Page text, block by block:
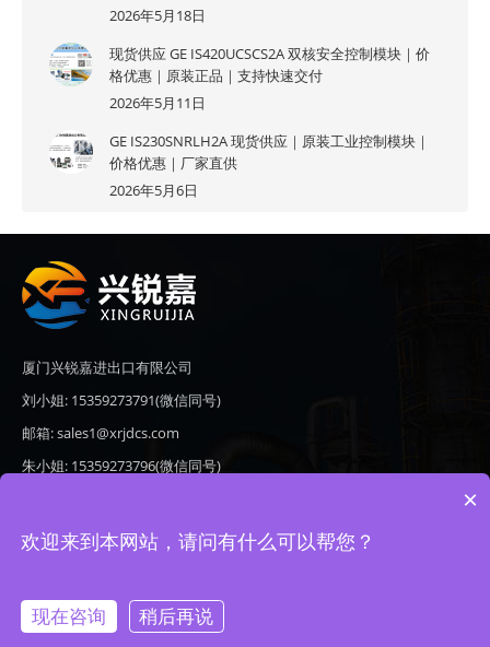
2026年5月18日
现货供应 GE IS420UCSCS2A 双核安全控制模块｜价
格优惠｜原装正品｜支持快速交付
2026年5月11日
GE IS230SNRLH2A 现货供应｜原装工业控制模块｜
价格优惠｜厂家直供
2026年5月6日
厦门兴锐嘉进出口有限公司
刘小姐: 15359273791(微信同号)
邮箱: sales1@xrjdcs.com
朱小姐: 15359273796(微信同号)
地址: 厦门市翔安区新澳路510号海峡现代城A座6楼609
Copyright © 2020-2026 厦门兴锐嘉进出口有限公司 版权所有 备案号：
×
欢迎来到本网站，请问有什么可以帮您？
现在咨询 稍后再说